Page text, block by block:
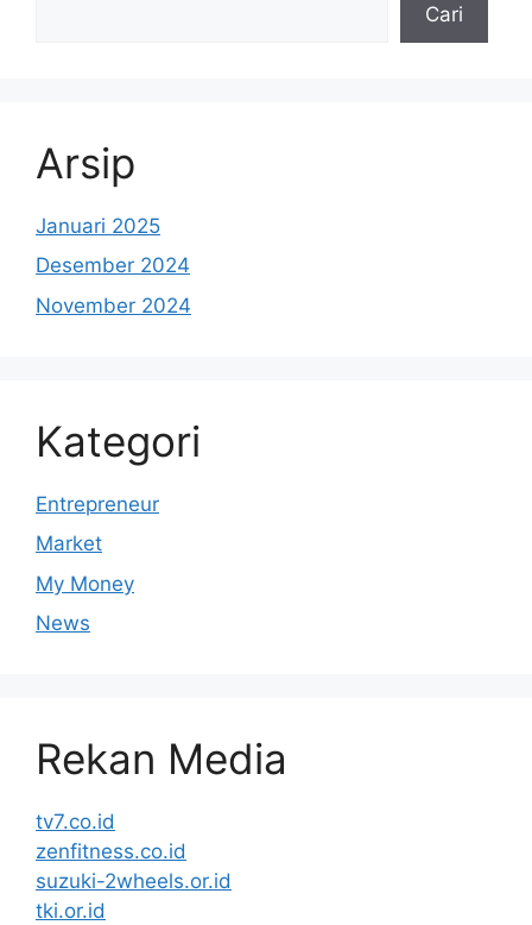
Cari
Arsip
Januari 2025
Desember 2024
November 2024
Kategori
Entrepreneur
Market
My Money
News
Rekan Media
tv7.co.id
zenfitness.co.id
suzuki-2wheels.or.id
tki.or.id